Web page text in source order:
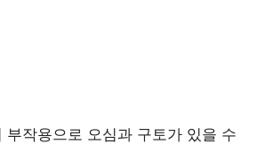
작용으로 오심과 구토가 있을 수